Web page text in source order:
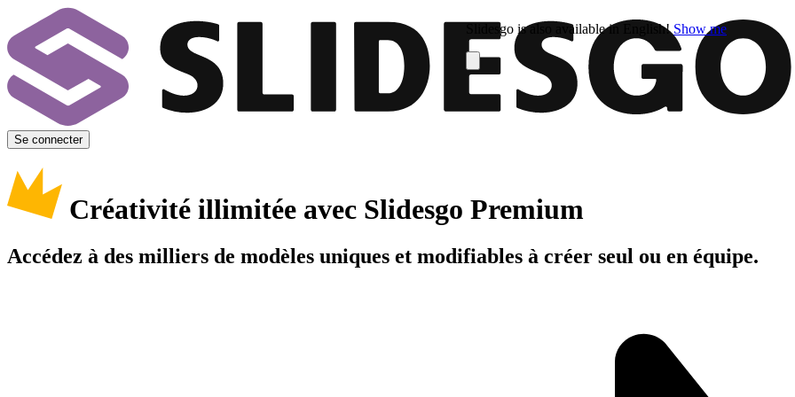
Slidesgo is also available in English! Show me
Se connecter
Créativité illimitée avec Slidesgo Premium
Accédez à des milliers de modèles uniques et modifiables à créer seul ou en équipe.